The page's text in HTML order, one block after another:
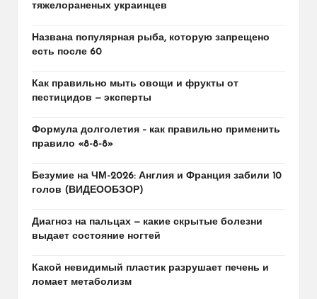
тяжелораненых украинцев
Названа популярная рыба, которую запрещено
есть после 60
Как правильно мыть овощи и фрукты от
пестицидов — эксперты
Формула долголетия – как правильно применить
правило «8-8-8»
Безумие на ЧМ-2026: Англия и Франция забили 10
голов (ВИДЕООБЗОР)
Диагноз на пальцах — какие скрытые болезни
выдает состояние ногтей
Какой невидимый пластик разрушает печень и
ломает метаболизм